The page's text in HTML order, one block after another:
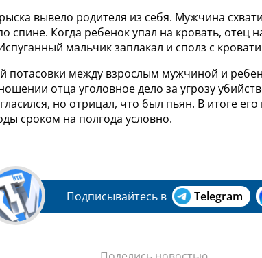
вывело родителя из себя. Мужчина
спине. Когда ребенок упал на кровать, отец
мальчик заплакал и сполз с
потасовки между взрослым мужчиной и
отца уголовное дело за угрозу
но отрицал, что был пьян. В итоге
сроком на полгода условно.
Подписывайтесь в Telegram